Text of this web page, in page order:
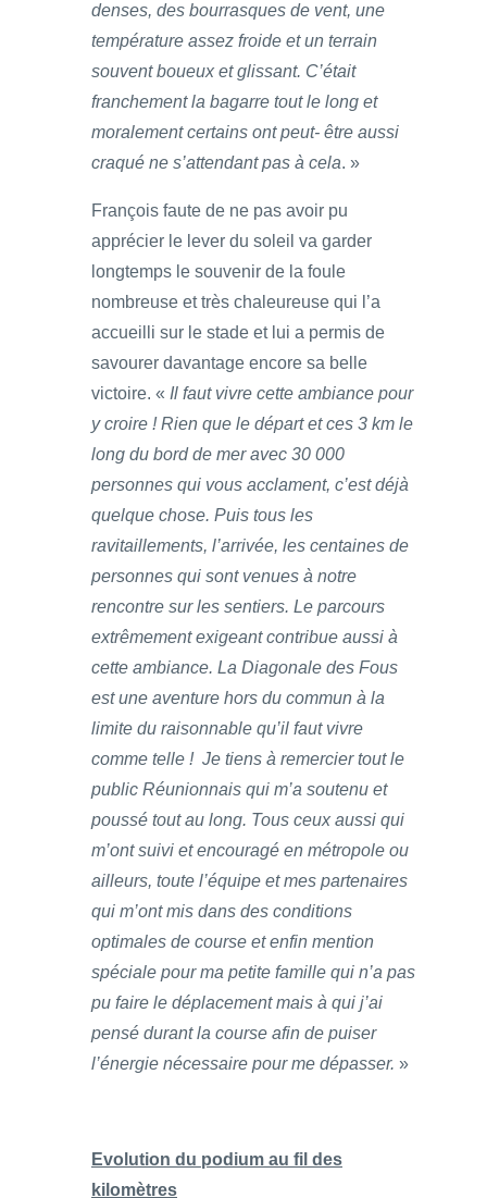
denses, des bourrasques de vent, une
température assez froide et un terrain
souvent boueux et glissant. C’était
franchement la bagarre tout le long et
moralement certains ont peut- être aussi
craqué ne s’attendant pas à cela. »
François faute de ne pas avoir pu
apprécier le lever du soleil va garder
longtemps le souvenir de la foule
nombreuse et très chaleureuse qui l’a
accueilli sur le stade et lui a permis de
savourer davantage encore sa belle
victoire. « Il faut vivre cette ambiance pour
y croire ! Rien que le départ et ces 3 km le
long du bord de mer avec 30 000
personnes qui vous acclament, c’est déjà
quelque chose. Puis tous les
ravitaillements, l’arrivée, les centaines de
personnes qui sont venues à notre
rencontre sur les sentiers. Le parcours
extrêmement exigeant contribue aussi à
cette ambiance. La Diagonale des Fous
est une aventure hors du commun à la
limite du raisonnable qu’il faut vivre
comme telle ! Je tiens à remercier tout le
public Réunionnais qui m’a soutenu et
poussé tout au long. Tous ceux aussi qui
m’ont suivi et encouragé en métropole ou
ailleurs, toute l’équipe et mes partenaires
qui m’ont mis dans des conditions
optimales de course et enfin mention
spéciale pour ma petite famille qui n’a pas
pu faire le déplacement mais à qui j’ai
pensé durant la course afin de puiser
l’énergie nécessaire pour me dépasser. »
Evolution du podium au fil des
kilomètres